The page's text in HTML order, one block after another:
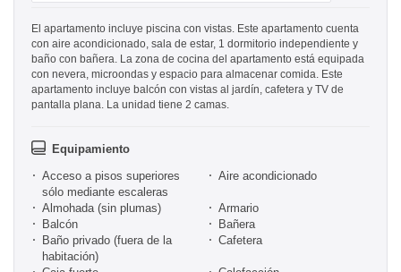
El apartamento incluye piscina con vistas. Este apartamento cuenta
con aire acondicionado, sala de estar, 1 dormitorio independiente y
baño con bañera. La zona de cocina del apartamento está equipada
con nevera, microondas y espacio para almacenar comida. Este
apartamento incluye balcón con vistas al jardín, cafetera y TV de
pantalla plana. La unidad tiene 2 camas.
Equipamiento
Acceso a pisos superiores
sólo mediante escaleras
Aire acondicionado
Almohada (sin plumas)
Armario
Balcón
Bañera
Baño privado (fuera de la
habitación)
Cafetera